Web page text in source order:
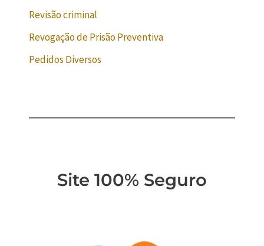
Revisão criminal
Revogação de Prisão Preventiva
Pedidos Diversos
Site 100% Seguro